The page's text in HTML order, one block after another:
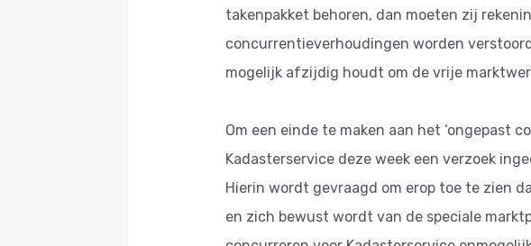
takenpakket behoren, dan moeten zij
concurrentieverhoudingen worden
mogelijk afzijdig houdt om de vrije
Om een einde te maken aan het ‘ongepast
Kadasterservice deze week een verzoek
Hierin wordt gevraagd om erop toe te zien
en zich bewust wordt van de speciale